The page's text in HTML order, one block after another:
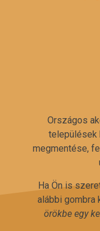
Országos
települések
megmentése,
Ha Ön is
alábbi gombra
örökbe egy